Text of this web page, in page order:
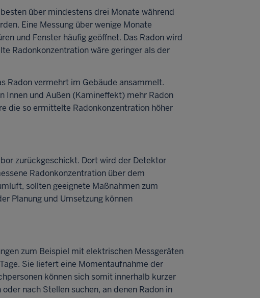
über mindestens drei Monate während
Eine Messung über wenige Monate
und Fenster häufig geöffnet. Das Radon wird
Radonkonzentration wäre geringer als der
Radon vermehrt im Gebäude ansammelt.
Innen und Außen (Kamineffekt) mehr Radon
die so ermittelte Radonkonzentration höher
zurückgeschickt. Dort wird der Detektor
Radonkonzentration über dem
sollten geeignete Maßnahmen zum
Planung und Umsetzung können
zum Beispiel mit elektrischen Messgeräten
Sie liefert eine Momentaufnahme der
können sich somit innerhalb kurzer
nach Stellen suchen, an denen Radon in